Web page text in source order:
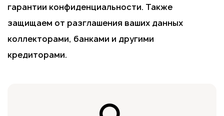
гарантии конфиденциальности. Также
защищаем от разглашения ваших данных
коллекторами, банками и другими
кредиторами.